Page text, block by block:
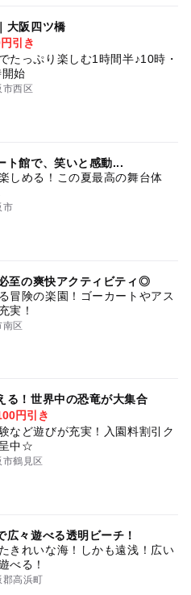
大阪四ツ橋
引き
たっぷり楽しむ1時間半♪10時・
始
市西区
ト館で、笑いと感動...
しめる！この夏最高の舞台体
市
至の爽快アクティビティ◎
冒険の楽園！ゴーカートやアス
実！
南区
！世界中の恐竜が大集合
円引き
など遊びが充実！入園料割引ク
中☆
市鶴見区
々遊べる透明ビーチ！
きれいな海！しかも遠浅！広い
べる！
郡高浜町